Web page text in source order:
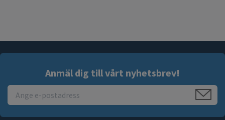
Anmäl dig till vårt nyhetsbrev!